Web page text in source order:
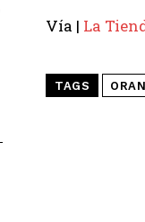
Vía | La
TAGS